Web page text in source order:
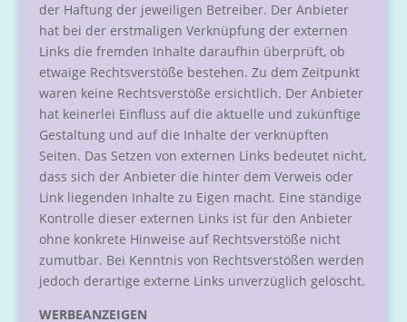
der Haftung der jeweiligen Betreiber. Der Anbieter
hat bei der erstmaligen Verknüpfung der externen
Links die fremden Inhalte daraufhin überprüft, ob
etwaige Rechtsverstöße bestehen. Zu dem Zeitpunkt
waren keine Rechtsverstöße ersichtlich. Der Anbieter
hat keinerlei Einfluss auf die aktuelle und zukünftige
Gestaltung und auf die Inhalte der verknüpften
Seiten. Das Setzen von externen Links bedeutet nicht,
dass sich der Anbieter die hinter dem Verweis oder
Link liegenden Inhalte zu Eigen macht. Eine ständige
Kontrolle dieser externen Links ist für den Anbieter
ohne konkrete Hinweise auf Rechtsverstöße nicht
zumutbar. Bei Kenntnis von Rechtsverstößen werden
jedoch derartige externe Links unverzüglich gelöscht.
WERBEANZEIGEN